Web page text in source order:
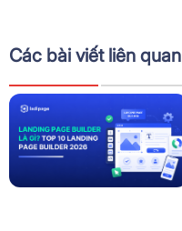
Các bài viết liên quan